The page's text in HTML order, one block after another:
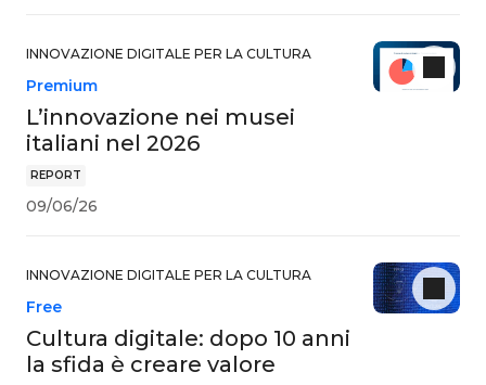
INNOVAZIONE DIGITALE PER LA CULTURA
REPORT
L’innovazione nei musei
italiani nel 2026
Premium
09/06/26
INNOVAZIONE DIGITALE PER LA CULTURA
Cultura digitale: dopo 10 anni
la sfida è creare valore
Free